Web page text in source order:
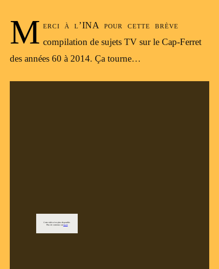
M erci à l’INA pour cette brève
compilation de sujets TV sur le Cap-Ferret
des années 60 à 2014. Ça tourne…